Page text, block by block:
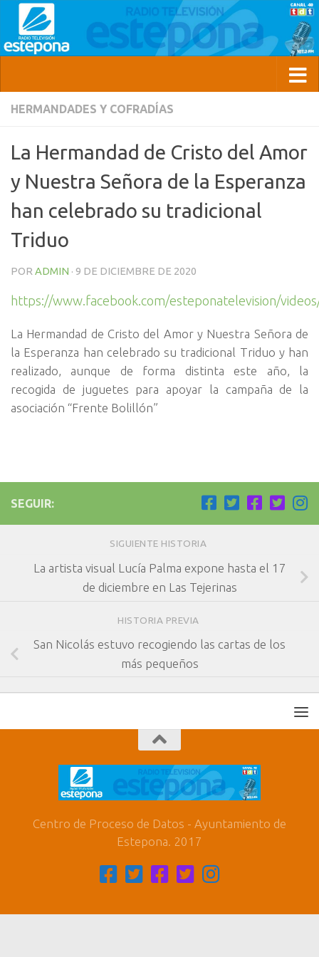
HERMANDADES Y COFRADÍAS
La Hermandad de Cristo del Amor
y Nuestra Señora de la Esperanza
han celebrado su tradicional
Triduo
POR ADMIN · 9 DE DICIEMBRE DE 2020
https://www.facebook.com/esteponatelevision/
La Hermandad de Cristo del Amor y Nuestra Señora de
la Esperanza han celebrado su tradicional Triduo y han
realizado, aunque de forma distinta este año, la
recogida de juguetes para apoyar la campaña de la
asociación “Frente Bolillón”
SEGUIR:
SIGUIENTE HISTORIA
La artista visual Lucía Palma expone hasta el 17
de diciembre en Las Tejerinas
HISTORIA PREVIA
San Nicolás estuvo recogiendo las cartas de los
más pequeños
Centro de Proceso de Datos - Ayuntamiento de
Estepona. 2017